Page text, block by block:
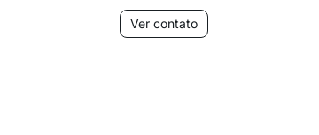
Ver contato